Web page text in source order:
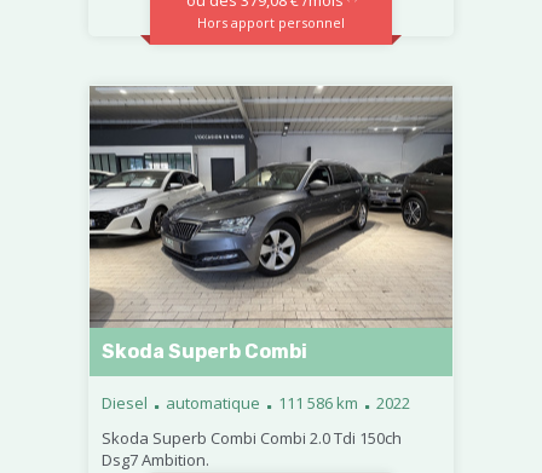
Hors apport personnel
Skoda Superb Combi
Diesel . automatique . 111 586 km . 2022
Skoda Superb Combi Combi 2.0 Tdi 150ch
Dsg7 Ambition.